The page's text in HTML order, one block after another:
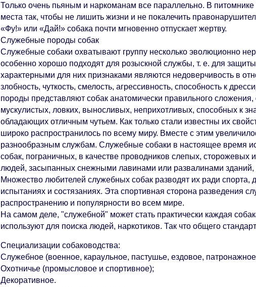
Только очень пьяным и наркоманам все параллельно. В питомнике
места так, чтобы не лишить жизни и не покалечить
«Фу!» или «Дай!» собака почти мгновенно отпускает жертву.
Служебные породы собак
Служебные собаки охватывают группу несколько эволюционно
особенно хорошо подходят для розыскной службы, т. е. для
характерными для них признаками являются недоверчивость в
злобность, чуткость, смелость, агрессивность, способность к
породы представляют собак анатомически правильного
мускулистых, ловких, выносливых, неприхотливых, способных к
обладающих отличным чутьем. Как только стали известны их
широко распространилось по всему миру. Вместе с этим
разнообразным службам. Служебные собаки в настоящее время
собак, пограничных, в качестве проводников слепых, сторожевых
людей, засыпанных снежными лавинами или развалинами зданий,
Множество любителей служебных собак разводят их ради спорта,
испытаниях и состязаниях. Эта спортивная сторона разведения
распространению и популярности во всем мире.
На самом деле, "служебной" может стать практически каждая
используют для поиска людей, наркотиков. Так что общего
Специализации собаководства:
Служебное (военное, караульное, пастушье, ездовое,
Охотничье (промысловое и спортивное);
Декоративное.